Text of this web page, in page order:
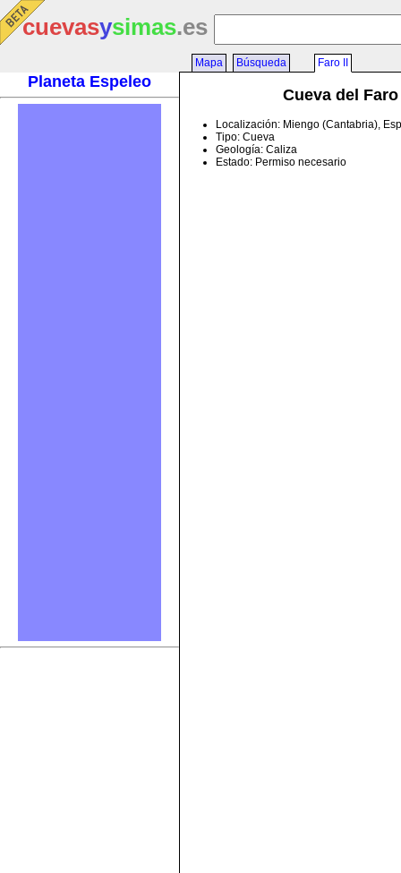
cuevasysimas.es
Planeta Espeleo
Mapa Búsqueda Faro II
Cueva del Faro
Localización: Miengo (Cantabria),
Tipo: Cueva
Geología: Caliza
Estado: Permiso necesario